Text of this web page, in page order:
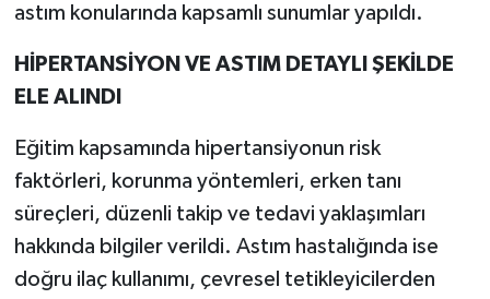
astım konularında kapsamlı sunumlar yapıldı.
HİPERTANSİYON VE ASTIM DETAYLI ŞEKİLDE
ELE ALINDI
Eğitim kapsamında hipertansiyonun risk
faktörleri, korunma yöntemleri, erken tanı
süreçleri, düzenli takip ve tedavi yaklaşımları
hakkında bilgiler verildi. Astım hastalığında ise
doğru ilaç kullanımı, çevresel tetikleyicilerden